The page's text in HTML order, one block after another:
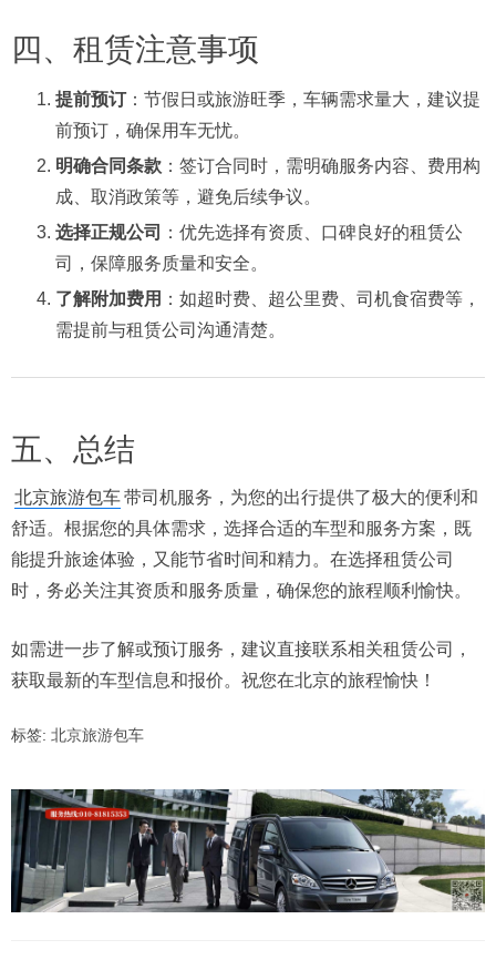
四、租赁注意事项
提前预订：节假日或旅游旺季，车辆需求量大，建议提
前预订，确保用车无忧。
明确合同条款 ：签订合同时，需明确服务内容、费用构
成、取消政策等，避免后续争议。
选择正规公司
：优先选择有资质、口碑良好的租赁公
司，保障服务质量和安全。
了解附加费用 ：如超时费、超公里费、司机食宿费等，
需提前与租赁公司沟通清楚。
五、总结
北京旅游包车带司机服务，为您的出行提供了极大的便利和
舒适。根据您的具体需求，选择合适的车型和服务方案，既
能提升旅途体验，又能节省时间和精力。在选择租赁公司
时，务必关注其资质和服务质量，确保您的旅程顺利愉快。
如需进一步了解或预订服务，建议直接联系相关租赁公司，
获取最新的车型信息和报价。祝您在北京的旅程愉快！
标签: 北京旅游包车